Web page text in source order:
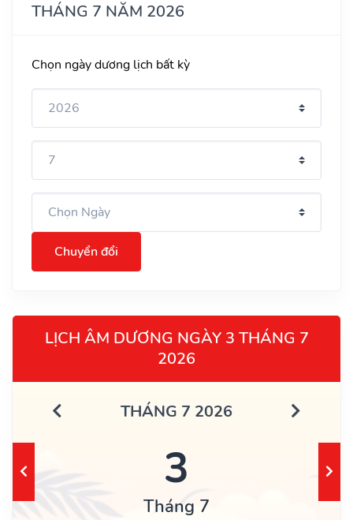
THÁNG 7 NĂM 2026
Chọn ngày dương lịch bất kỳ
Chuyển đổi
LỊCH ÂM DƯƠNG NGÀY 3 THÁNG 7
2026
THÁNG 7 2026
3
Tháng 7